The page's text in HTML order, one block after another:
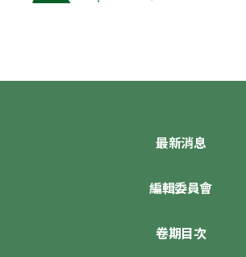
最新消息
編輯委員會
卷期目次